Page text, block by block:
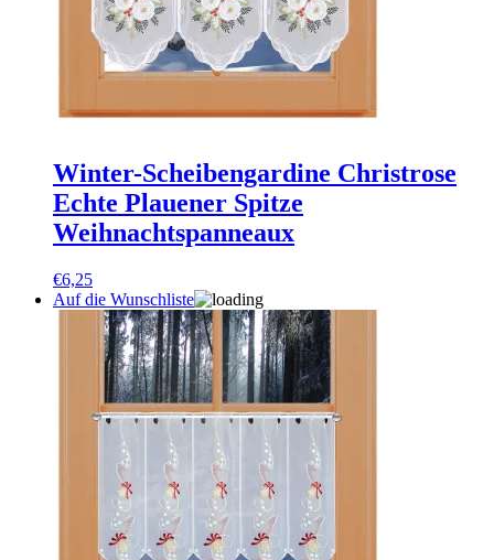
Winter-Scheibengardine Christrose
Echte Plauener Spitze
Weihnachtspanneaux
€6,25
Auf die Wunschliste